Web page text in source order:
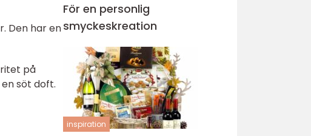
Den har en
på
söt doft.
För en personlig
smyckeskreation
inspiration